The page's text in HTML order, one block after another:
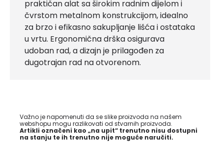
praktičan alat sa širokim radnim dijelom i
čvrstom metalnom konstrukcijom, idealno
za brzo i efikasno sakupljanje lišća i ostataka
u vrtu. Ergonomična drška osigurava
udoban rad, a dizajn je prilagođen za
dugotrajan rad na otvorenom.
Važno je napomenuti da se slike proizvoda na našem
webshopu mogu razlikovati od stvarnih proizvoda.
Artikli označeni kao „na upit“ trenutno nisu dostupni
na stanju te ih trenutno nije moguće naručiti.